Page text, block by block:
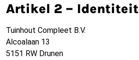
Artikel 2 – Identiteit
Tuinhout Compleet B.V.
Alcoalaan 13
5151 RW Drunen